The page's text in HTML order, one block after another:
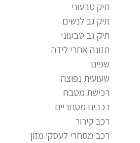
תיק טבעוני
תיק גב לנשים
תיק גב טבעוני
תזונה אחרי לידה
שפים
שעועית נפוצה
רכישת מטבח
רכבים מסחריים
רכב קירור
רכב מסחרי לעסקי מזון